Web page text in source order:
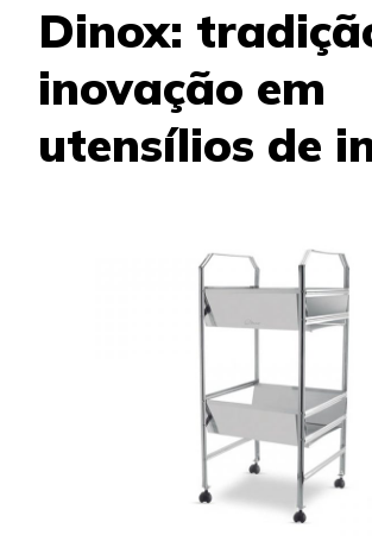
Dinox:
inovação em
utensílios de